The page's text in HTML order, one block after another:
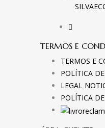
TERMOS E
TERMOS E
POLÍTICA
LEGAL
POLÍTICA